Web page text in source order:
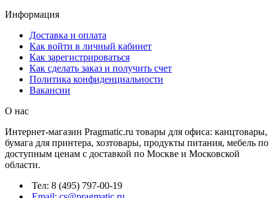
Информация
Доставка и оплата
Как войти в личный кабинет
Как зарегистрироваться
Как сделать заказ и получить счет
Политика конфиденциальности
Вакансии
О нас
Интернет-магазин Pragmatic.ru товары для офиса: канцтовары,
бумага для принтера, хозтовары, продукты питания, мебель по
доступным ценам с доставкой по Москве и Московской
области.
Тел: 8 (495) 797-00-19